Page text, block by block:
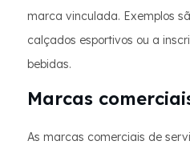
marca vinculada. Exemplos
calçados esportivos ou a
bebidas.
Marcas
As marcas comerciais de